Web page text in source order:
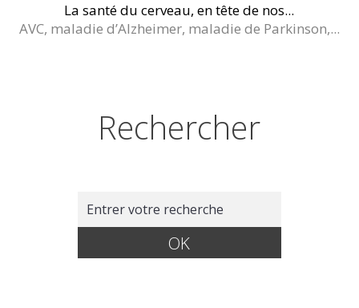
La santé du cerveau, en tête de nos...
AVC, maladie d’Alzheimer, maladie de Parkinson,...
Rechercher